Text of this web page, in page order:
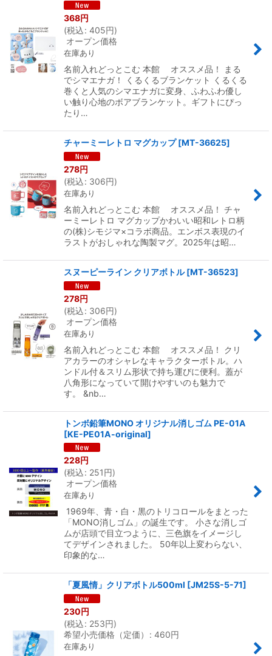
368円
(税込: 405円)
オープン価格
在庫あり
名前入れどっとこむ 本館 オススメ品！ まる
でシマエナガ！ くるくるブランケット くるくる
巻くと人気のシマエナガに変身、ふわふわ優し
い触り心地のボアブランケット。ギフトにぴっ
たり…
チャーミーレトロ マグカップ [MT-36625]
278円
(税込: 306円)
在庫あり
名前入れどっとこむ 本館 オススメ品！ チャ
ーミーレトロ マグカップかわいい昭和レトロ柄
の(株)シモジマ×コラボ商品。エンボス表現のイ
ラストがおしゃれな陶製マグ。2025年は昭…
スヌーピーライン クリアボトル [MT-36523]
278円
(税込: 306円)
オープン価格
在庫あり
名前入れどっとこむ 本館 オススメ品！ クリ
アカラーのオシャレなキャラクターボトル。ハ
ンドル付＆スリム形状で持ち運びに便利。蓋が
八角形になっていて開けやすいのも魅力で
す。 &nb…
トンボ鉛筆MONO オリジナル消しゴム PE-01A
[KE-PE01A-original]
228円
(税込: 251円)
オープン価格
在庫あり
1969年、青・白・黒のトリコロールをまとった
「MONO消しゴム」の誕生です。 小さな消しゴ
ムが店頭で目立つように、三色旗をイメージし
てデザインされました。 50年以上変わらない、
印象的な…
「夏風情」クリアボトル500ml [JM25S-5-71]
230円
(税込: 253円)
希望小売価格（定価）
: 460円
在庫あり